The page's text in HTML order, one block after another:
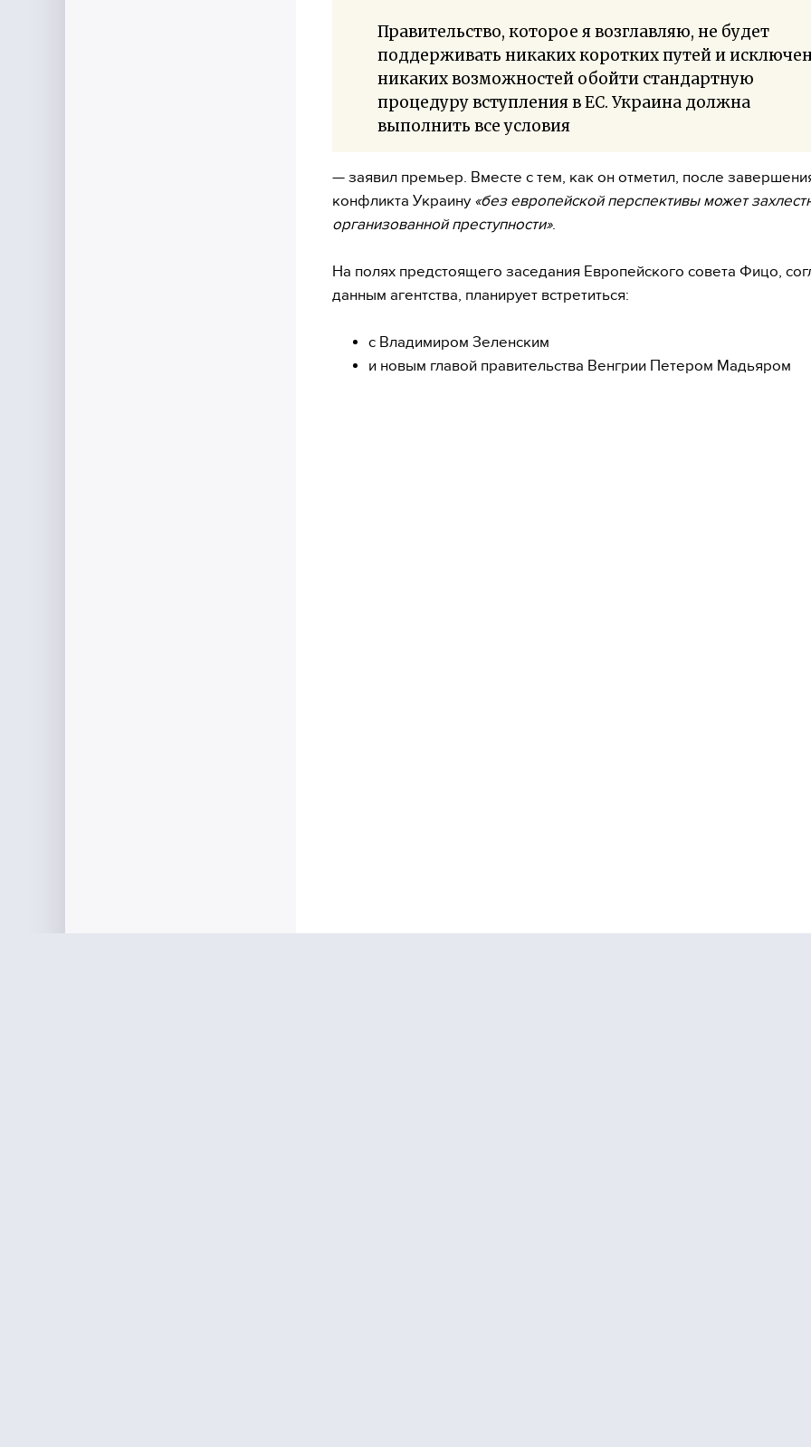
Правительство, которое я возглавляю, не будет
поддерживать никаких коротких путей и
никаких возможностей обойти стандартную
процедуру вступления в ЕС. Украина должна
выполнить все условия
— заявил премьер. Вместе с тем, как он отметил, после
конфликта Украину «без европейской перспективы может
организованной преступности».
На полях предстоящего заседания Европейского совета Фицо,
данным агентства, планирует встретиться:
с Владимиром Зеленским
и новым главой правительства Венгрии Петером Мадьяром